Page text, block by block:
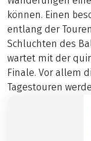
können. Einen
entlang der
Schluchten des
wartet mit der
Finale. Vor allem
Tagestouren